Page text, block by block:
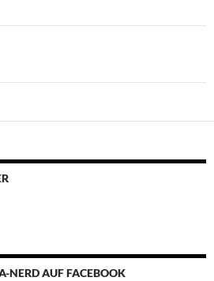
NERD AUF FACEBOOK